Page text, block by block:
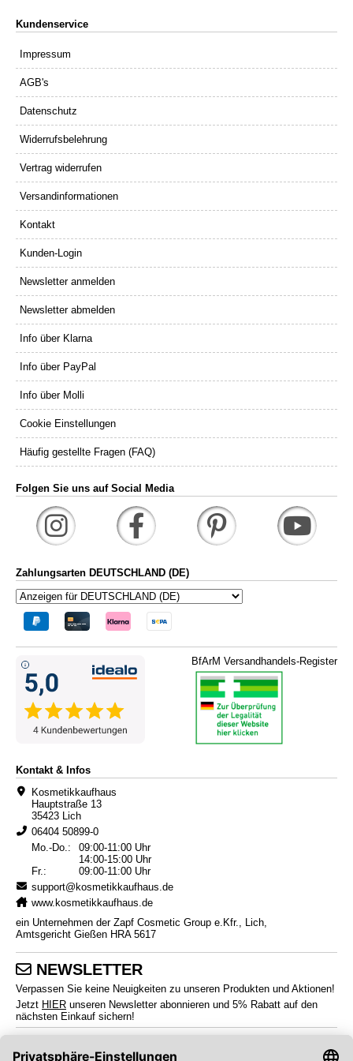
Kundenservice
Impressum
AGB's
Datenschutz
Widerrufsbelehrung
Vertrag widerrufen
Versandinformationen
Kontakt
Kunden-Login
Newsletter anmelden
Newsletter abmelden
Info über Klarna
Info über PayPal
Info über Molli
Cookie Einstellungen
Häufig gestellte Fragen (FAQ)
Folgen Sie uns auf Social Media
Zahlungsarten DEUTSCHLAND (DE)
BfArM Versandhandels-Register
Kontakt & Infos
Kosmetikkaufhaus
Hauptstraße 13
35423 Lich
06404 50899-0
Mo.-Do.:
09:00-11:00 Uhr
14:00-15:00 Uhr
Fr.:
09:00-11:00 Uhr
support@kosmetikkaufhaus.de
www.kosmetikkaufhaus.de
ein Unternehmen der Zapf Cosmetic Group e.Kfr., Lich,
Amtsgericht Gießen HRA 5617
NEWSLETTER
Verpassen Sie keine Neuigkeiten zu unseren Produkten und Aktionen!
Jetzt HIER unseren Newsletter abonnieren und 5% Rabatt auf den
nächsten Einkauf sichern!